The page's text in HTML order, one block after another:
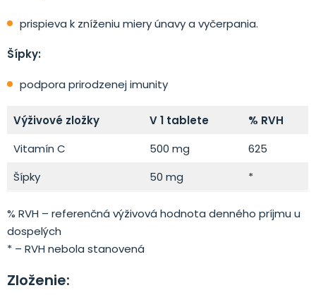
prispieva k zníženiu miery únavy a vyčerpania.
Šípky:
podpora prirodzenej imunity
Výživové zložky V 1 tablete
% RVH
Vitamín C
500 mg
625
Šípky
50 mg *
% RVH – referenčná výživová hodnota denného príjmu u
dospelých
* – RVH nebola stanovená
Zloženie: